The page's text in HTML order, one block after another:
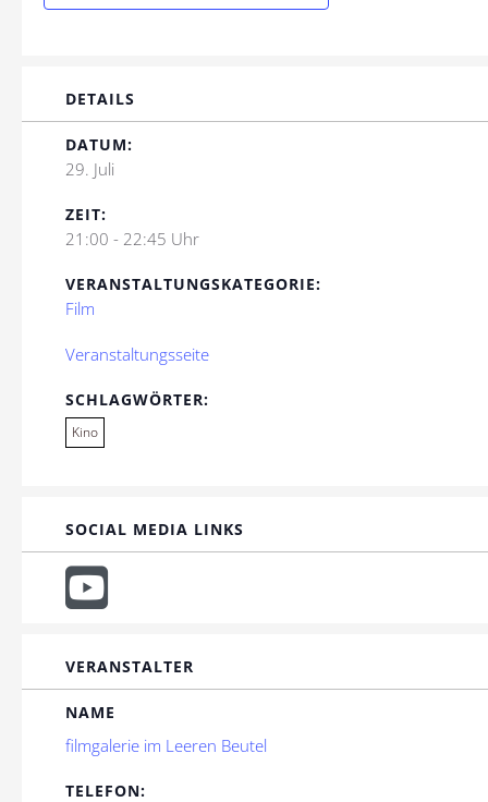
DETAILS
DATUM:
29. Juli
ZEIT:
21:00 - 22:45 Uhr
VERANSTALTUNGSKATEGORIE:
Film
Veranstaltungsseite
SCHLAGWÖRTER:
Kino
SOCIAL MEDIA LINKS
VERANSTALTER
NAME
filmgalerie im Leeren Beutel
TELEFON: